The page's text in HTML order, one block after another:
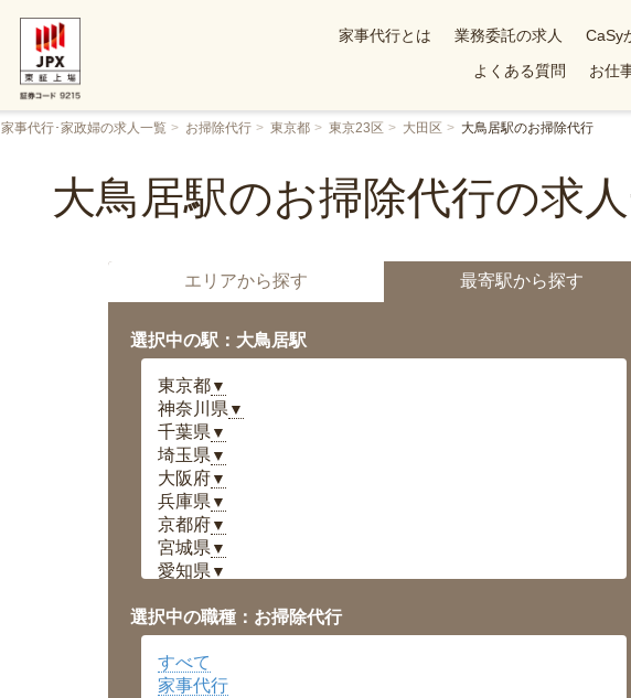
家事代行とは 業務委託の求人 CaSy
よくある質問
お仕
家事代行･家政婦の求人一覧 お掃除代行 東京都 東京23区 大田区 大鳥居駅のお掃除代行
大鳥居駅のお掃除代行の求
エリアから探す 最寄駅から探す
選択中の駅：大鳥居駅
東京都▼
神奈川県 ▼
千葉県 ▼
埼玉県 ▼
大阪府▼
兵庫県 ▼
京都府▼
宮城県 ▼
愛知県 ▼
岡山県▼
広島県▼
沖縄県
選択中の職種：お掃除代行
すべて
家事代行